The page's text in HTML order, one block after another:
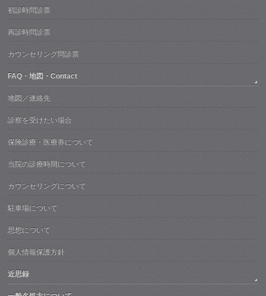
初診時問診票
再診時問診票
カウンセリング問診票
FAQ・地図・Contact
地図／連絡先
診察を受けたい場合
保険診療・医療券について
当院の診療時間について
カウンセリングについて
駐車場について
思想について
個人情報保護方針
近思録